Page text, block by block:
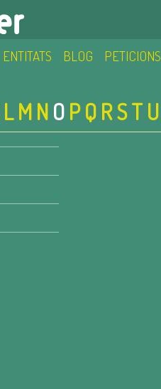
ENTITATS BLOG PETICIONS
L M N O P Q RST U